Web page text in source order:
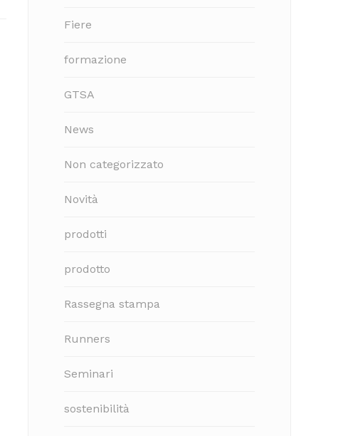
Fiere
formazione
GTSA
News
Non categorizzato
Novità
prodotti
prodotto
Rassegna stampa
Runners
Seminari
sostenibilità